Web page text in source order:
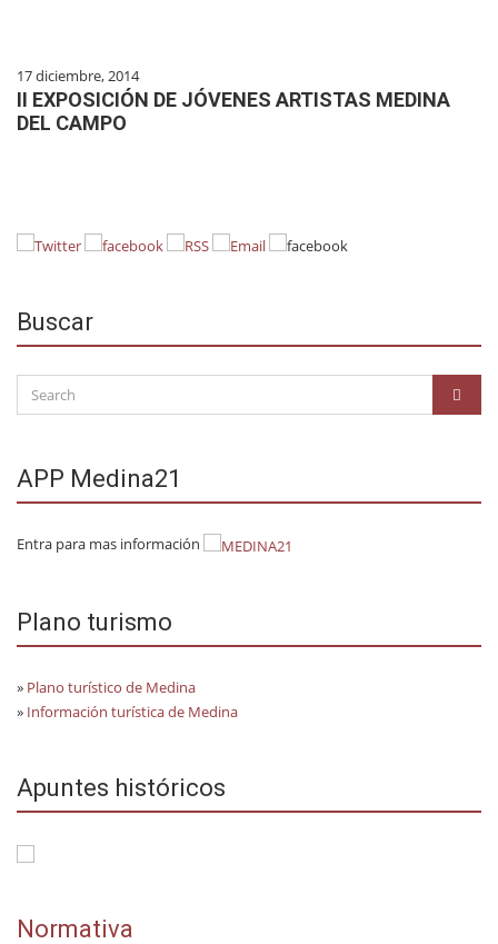
17 diciembre, 2014
II EXPOSICIÓN DE JÓVENES ARTISTAS MEDINA
DEL CAMPO
Buscar
Search
for:
APP Medina21
Entra para mas información
Plano turismo
» Plano turístico de Medina
» Información turística de Medina
Apuntes históricos
Normativa